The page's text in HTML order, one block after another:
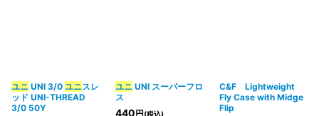
ユニ UNI 3/0 ユニスレ
ッド UNI-THREAD
3/0 50Y
ユニUNI スーパーフロ
ス
440 円 (税込)
C&F Lightweight
Fly Case with Midge
Flip